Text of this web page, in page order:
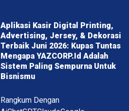
Aplikasi Kasir Digital Printing,
Advertising, Jersey, & Dekorasi
Terbaik Juni 2026: Kupas Tuntas
Mengapa YAZCORP.id Adalah
Sistem Paling Sempurna Untuk
Bisnismu
Rangkum Dengan